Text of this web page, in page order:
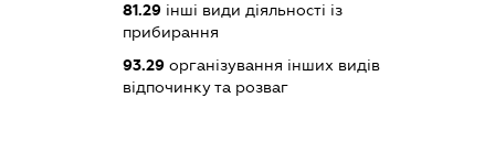
81.29 інші види діяльності із
прибирання
93.29 організування інших видів
відпочинку та розваг